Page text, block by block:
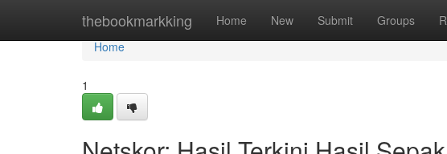
thebookmarkking Home New Submit Groups
Home
Home
1